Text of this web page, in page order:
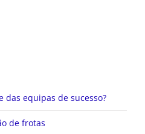
das equipas de sucesso?
de frotas